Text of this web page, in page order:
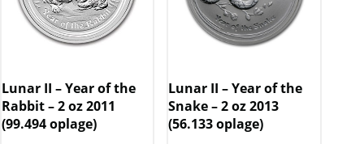
Lunar II – Year of the
Rabbit – 2 oz 2011
(99.494 oplage)
Lunar II – Year of the
Snake – 2 oz 2013
(56.133 oplage)